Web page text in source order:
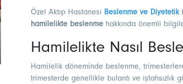
Özel Aktıp Hastanesi Beslenme ve Diyetetik
hamilelikte beslenme hakkında önemli
Hamilelikte Nasıl
Hamilelik döneminde beslenme,
trimesterde genellikle bulantı ve iştahsızlık